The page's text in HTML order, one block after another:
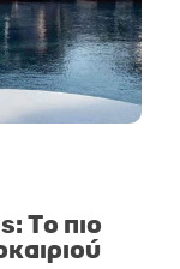
Το πιο